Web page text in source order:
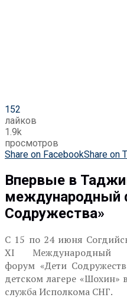
152
лайков
1.9k
просмотров
Share on FacebookShare on
Впервые в
международный
Содружества»
С 15 по 24 июня
XI Международный
форум «Дети
детском лагере «Шохин»
служба Исполкома СНГ.